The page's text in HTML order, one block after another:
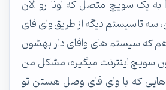
چندتا سیستم با lan به یک سویچ متصل که اونا رو الان
سه تا سیستم دیگه از طریق وای فای
که سیستم های وافای دار بهشون
سویچ اینترنت میگیره، مشکل من
هایی که با وای فای وصل هستن تو